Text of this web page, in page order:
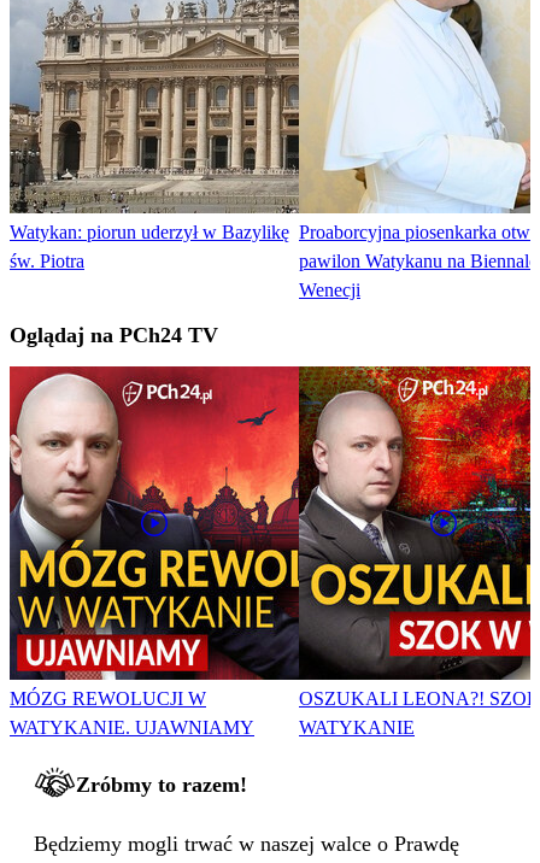
Watykan: piorun uderzył w Bazylikę
św. Piotra
Proaborcyjna piosenkarka
pawilon Watykanu na
Wenecji
Oglądaj na PCh24 TV
MÓZG REWOLUCJI W
WATYKANIE. UJAWNIAMY
OSZUKALI LEONA?!
WATYKANIE
Zróbmy to razem!
Będziemy mogli trwać w naszej walce o Prawdę